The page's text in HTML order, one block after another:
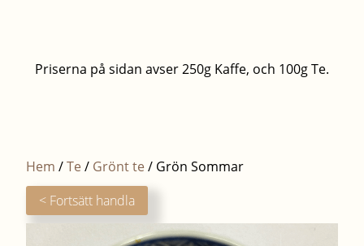
Priserna på sidan avser 250g Kaffe, och 100g Te.
Hem /Te / Grönt te / Grön Sommar
< Fortsätt handla